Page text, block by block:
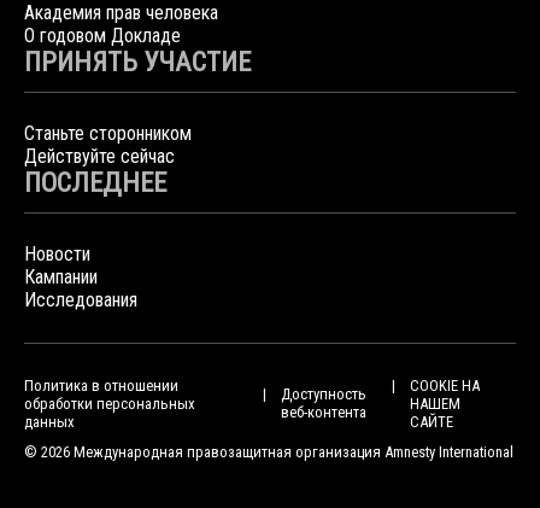
Академия прав человека
О годовом Докладе
ПРИНЯТЬ УЧАСТИЕ
Станьте сторонником
Действуйте сейчас
ПОСЛЕДНЕЕ
Новости
Кампании
Исследования
Политика в отношении
обработки персональных
данных
Доступность
веб-контента
COOKIE НА
НАШЕМ
САЙТЕ
© 2026 Международная правозащитная организация Amnesty International